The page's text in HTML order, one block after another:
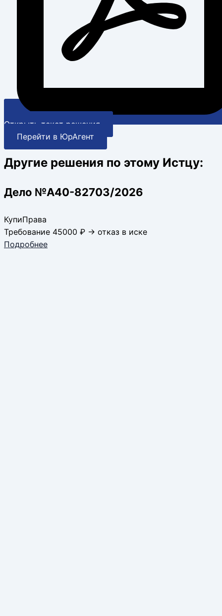
Открыть текст решения
Перейти в ЮрАгент
Другие решения по этому Истцу:
Дело №А40-82703/2026
КупиПрава
Требование 45000 ₽ → отказ в иске
Подробнее